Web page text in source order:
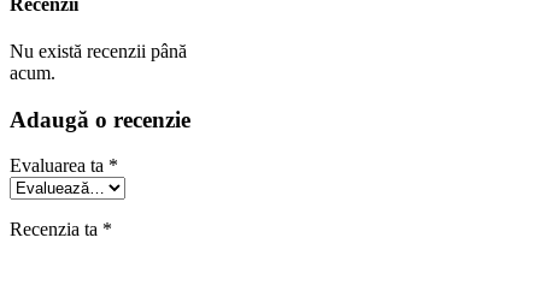
Nu există recenzii până
acum.
Adaugă o recenzie
Evaluarea ta *
Recenzia ta *